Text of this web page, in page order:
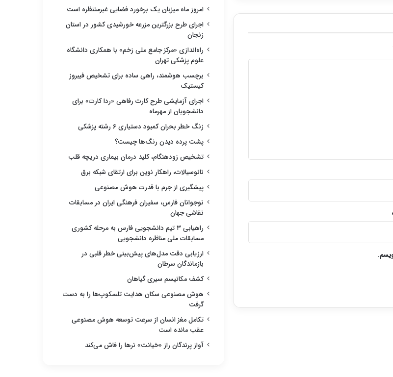
امروز ماه میزبان یک برخورد فضایی غیرمنتظره است
اجرای طرح بزرگترین مزرعه خورشیدی کشور در استان
زنجان
راه‌اندازی «مرکز جامع ملی زخم» با همکاری دانشگاه
علوم پزشکی تهران
برچسب هوشمند، راهی ساده برای تشخیص فیبروز
کیستیک
اجرای آزمایشی طرح کارت رفاهی «ردا کارت» برای
دانشجویان از مهرماه
زنگ خطر بحران کمبود دستیاری ۶ رشته پزشکی
پشت پرده دیدن رنگ‌ها چیست؟
تشخیص زودهنگام، کلید درمان بیماری دریچه قلب
نانوسیالات، راهکار نوین برای ارتقای شبکه برق
پیشگیری از جرم با قدرت هوش مصنوعی
نوجوانان فارس، سفیران فرهنگی ایران در مسابقات
نقاشی جهان
راهیابی ۳ تیم دانشجویی فارس به مرحله کشوری
مسابقات ملی مناظره دانشجویی
ارزیابی دقت مدل‌های پیش‌بینی خطر قلبی در
بازماندگان سرطان
کشف مکانیسم سیری گیاهان
هوش مصنوعی سکان هدایت تلسکوپ‌ها را به دست
گرفت
تکامل مغز انسان از سرعت توسعه هوش مصنوعی
عقب مانده است
آواز پرندگان راز «خیانت» نرها را فاش می‌کند